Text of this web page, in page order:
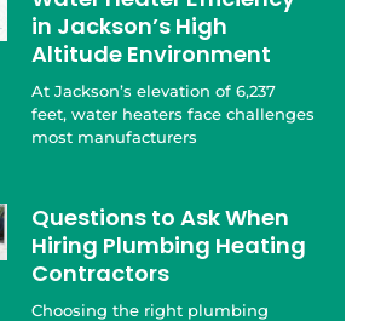
in Jackson’s High
Altitude Environment
At Jackson’s elevation of 6,237
feet, water heaters face challenges
most manufacturers
Questions to Ask When
Hiring Plumbing Heating
Contractors
Choosing the right plumbing